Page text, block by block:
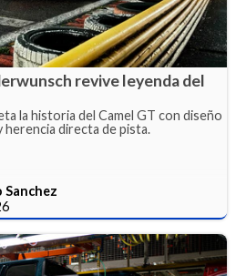
revive leyenda del
la historia del Camel GT con diseño
directa de pista.